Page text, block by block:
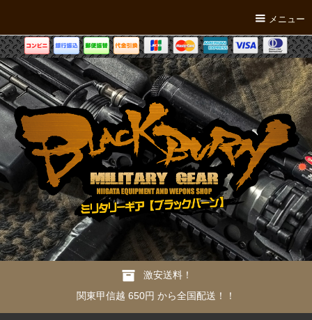
メニュー
激安送料！
関東甲信越 650円 から全国配送！！